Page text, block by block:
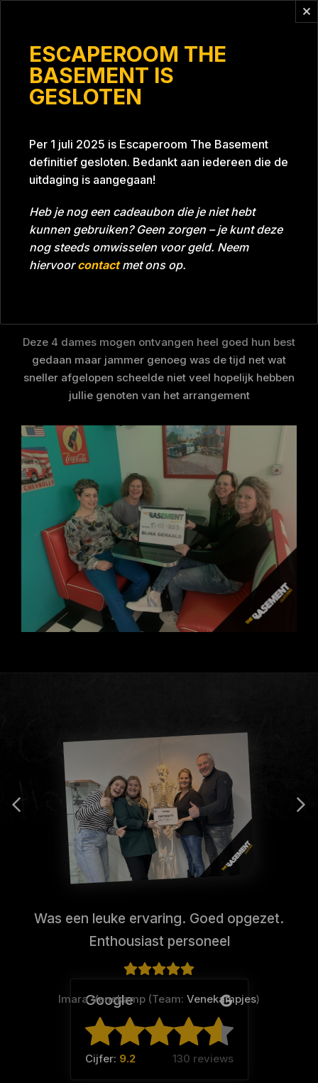
ESCAPEROOM THE
BASEMENT IS
GESLOTEN
Per 1 juli 2025 is Escaperoom The Basement
definitief gesloten. Bedankt aan iedereen die de
uitdaging is aangegaan!
Heb je nog een cadeaubon die je niet hebt
kunnen gebruiken? Geen zorgen – je kunt deze
nog steeds omwisselen voor geld. Neem
hiervoorcontactmet ons op.
Tijd Bijna gehaald Datum 10-02-2023
Room Grill With A Thrill
Deze 4 dames mogen ontvangen heel goed hun best
gedaan maar jammer genoeg was de tijd net wat
sneller afgelopen scheelde niet veel hopelijk hebben
jullie genoten van het arrangement
Was een leuke ervaring. Goed opgezet.
Enthousiast personeel
Imara Venekamp (Team: Venekampjes)
Google
Cijfer: 9.2 130 reviews